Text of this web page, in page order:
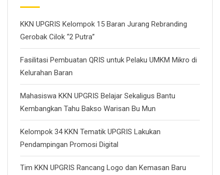
KKN UPGRIS Kelompok 15 Baran Jurang Rebranding
Gerobak Cilok “2 Putra”
Fasilitasi Pembuatan QRIS untuk Pelaku UMKM Mikro di
Kelurahan Baran
Mahasiswa KKN UPGRIS Belajar Sekaligus Bantu
Kembangkan Tahu Bakso Warisan Bu Mun
Kelompok 34 KKN Tematik UPGRIS Lakukan
Pendampingan Promosi Digital
Tim KKN UPGRIS Rancang Logo dan Kemasan Baru